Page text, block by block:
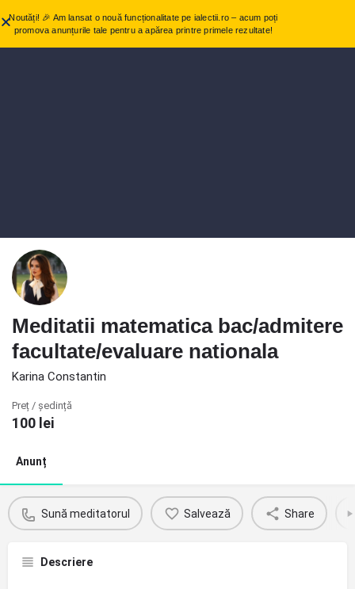
Meditatii matematica bac/admitere
facultate/evaluare nationala
Karina Constantin
Preț / ședință
100 lei
Anunț
Sună meditatorul Salvează Share
Descriere
Noutăți! 🎉 Am lansat o nouă funcționalitate pe ialectii.ro – acum poți
promova anunțurile tale pentru a apărea printre primele rezultate!